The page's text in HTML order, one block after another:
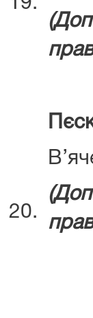
19.
(Д
20.
(Д